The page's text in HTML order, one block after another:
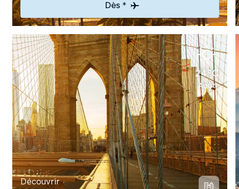
Dès *
24°C
Août
Découvrir